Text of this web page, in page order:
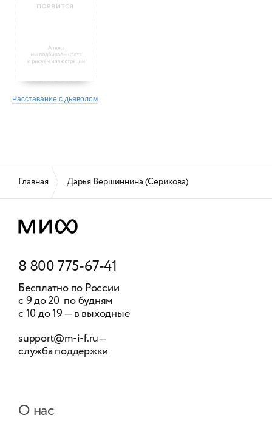
Расставание с дьяволом
Главная Дарья Вершиннина (Серикова)
8 800 775-67-41
Бесплатно по России
с 9 до 20 по будням
с 10 до 19 — в выходные
support@m-i-f.ru—
служба поддержки
О нас